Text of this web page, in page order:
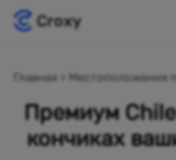
Главная Местоположения
Премиум
кончиках